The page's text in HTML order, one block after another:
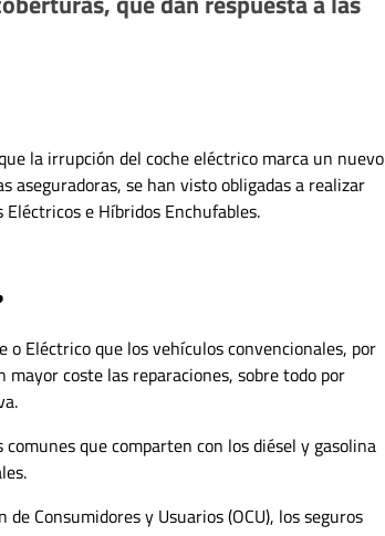
la irrupción del coche eléctrico marca un nuevo
aseguradoras, se han visto obligadas a realizar
e Híbridos Enchufables.
o Eléctrico que los vehículos convencionales, por
coste las reparaciones, sobre todo por
que comparten con los diésel y gasolina
Consumidores y Usuarios (OCU), los seguros